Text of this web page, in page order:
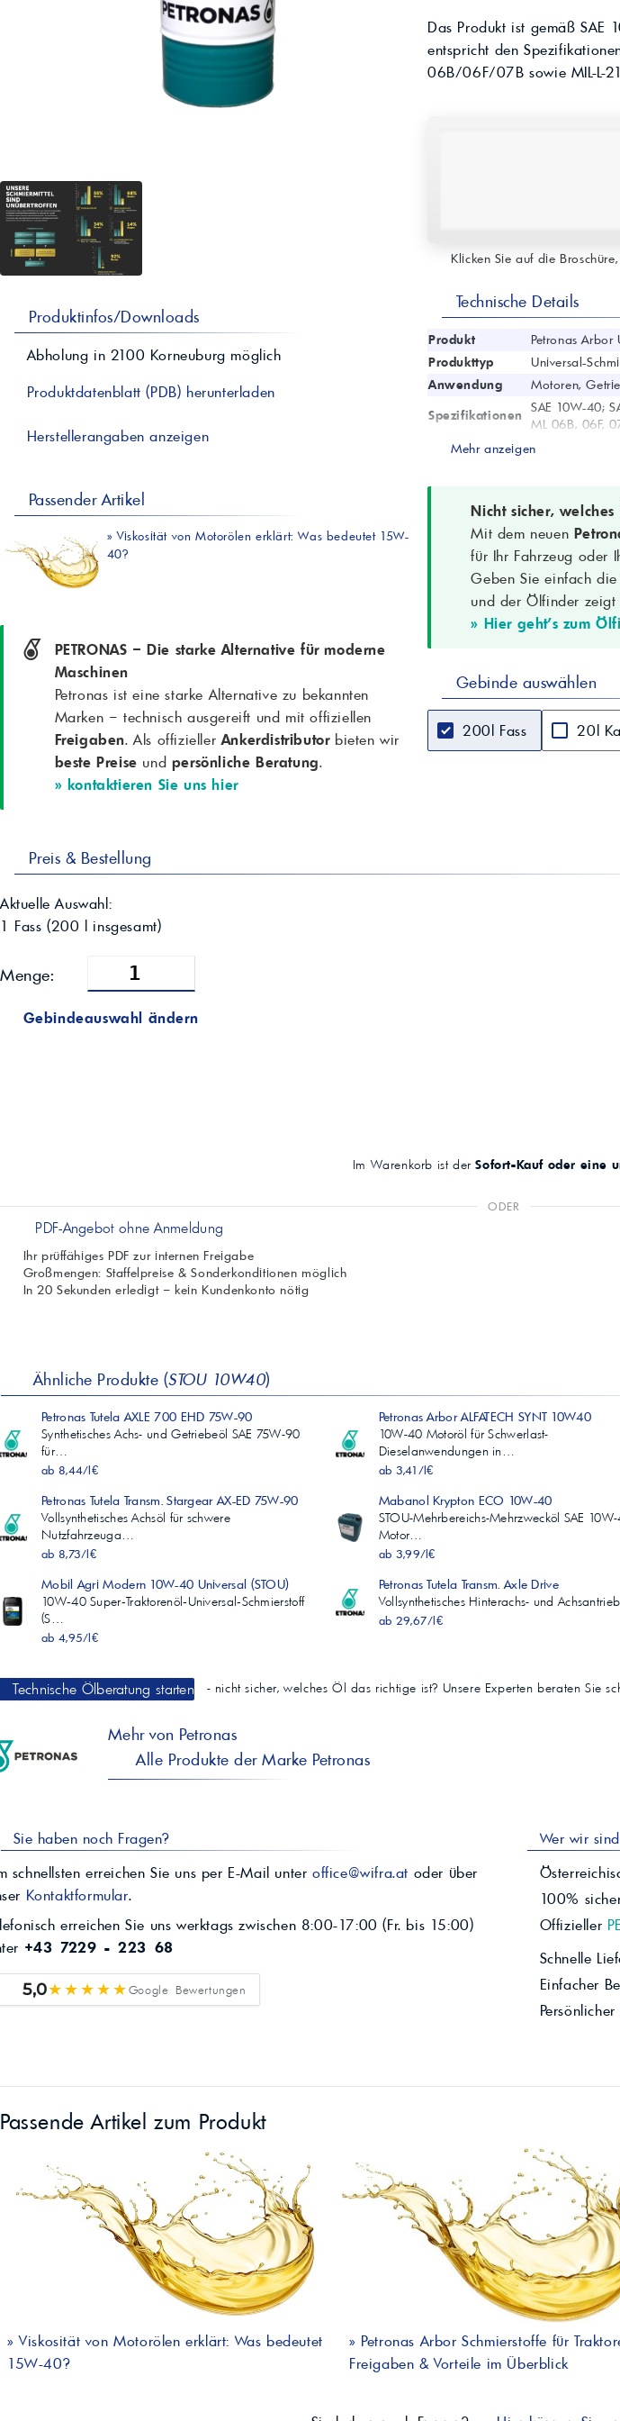
Prozessöle
Industriepigmente für
Farben & Beschichtungen
Farbmittel für Wasch- &
Reinigungsmittelindustrie
Produkt anfragen
Produktinfos/Downloads
Abholung in 2100 Korneuburg möglich
Produktdatenblatt (PDB) herunterladen
Herstellerangaben anzeigen
Passender Artikel
» Viskosität von Motorölen erklärt: Was bedeutet 15W-
40?
PETRONAS – Die starke Alternative für moderne
Maschinen
Petronas ist eine starke Alternative zu bekannten
Marken – technisch ausgereift und mit offiziellen
Freigaben. Als offiziellerAnkerdistributorbieten wir
beste Preise und persönliche Beratung.
» kontaktieren Sie uns hier
Das Produkt ist gemäß
entspricht den
06B/06F/07B sowie MIL-L-
Klicken Sie auf die
Technische Details
Produkt
Petronas Arbor
Produkttyp
Universal-
Anwendung
Motoren,
Spezifikationen
SAE 10W-40;
ML 06B, 06F,
Produktcode
3638
Dichte (15°C)
Viskosität @
14,1 cSt
Viskositätsindex
160 (ASTM
Viskosität bei
5700 cPs
Flammpunkt
210 °C (ASTM
Stockpunkt
Hinweis
Alle
Mehr anzeigen
Nicht sicher,
Mit dem neuen
für Ihr Fahrzeug oder
Geben Sie einfach
und der Ölfinder zeigt
» Hier geht's zum
Gebinde auswählen
200l Fass 20l
Preis & Bestellung
Aktuelle Auswahl:
1 Fass (200 l insgesamt)
Menge:
Gebindeauswahl ändern
Im Warenkorb ist derSofort-Kauf oder eine
ODER
PDF-Angebot ohne Anmeldung
Ihr prüffähiges PDF zur internen Freigabe
Großmengen: Staffelpreise & Sonderkonditionen möglich
In 20 Sekunden erledigt – kein Kundenkonto nötig
Ähnliche Produkte (STOU 10W40)
Petronas Tutela AXLE 700 EHD 75W-90
Synthetisches Achs- und Getriebeöl SAE 75W-90
für…
ab 8,44/l€
Petronas Arbor ALFATECH SYNT 10W40
10W-40 Motoröl für Schwerlast-
Dieselanwendungen in…
ab 3,41/l€
Petronas Tutela Transm. Stargear AX-ED 75W-90
Vollsynthetisches Achsöl für schwere
Nutzfahrzeuga…
ab 8,73/l€
Mabanol Krypton ECO 10W-40
STOU-Mehrbereichs-Mehrzwecköl SAE
Motor…
ab 3,99/l€
Mobil Agri Modern 10W-40 Universal (STOU)
10W‑40 Super‑Traktorenöl‑Universal‑Schmierstoff
(S…
ab 4,95/l€
Petronas Tutela Transm. Axle Drive
Vollsynthetisches Hinterachs- und
ab 29,67/l€
Technische Ölberatung starten - nicht sicher, welches Öl das richtige ist? Unsere Experten beraten Sie
Mehr von Petronas
Alle Produkte der Marke Petronas
Sie haben noch Fragen?
schnellsten erreichen Sie uns per E-Mail unteroffice@wifra.at oder über
Kontaktformular.
erreichen Sie uns werktags zwischen 8:00-17:00 (Fr. bis 15:00)
+43 7229 - 223 68
5,0★★★★★Google Bewertungen
Wer wir
100%
Offizieller
Schnelle
Einfacher
Passende Artikel zum Produkt
» Viskosität von Motorölen erklärt: Was bedeutet
15W-40?
» Petronas Arbor Schmierstoffe für
Freigaben & Vorteile im Überblick